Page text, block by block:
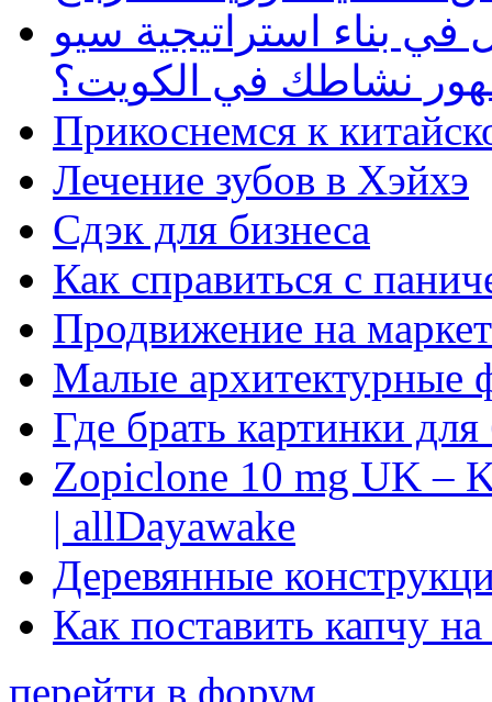
بناء استراتيجية سيو
نشاطك في الكويت؟
Прикоснемся к
Лечение зубов в Хэйхэ
Сдэк для бизнеса
Как справиться с
Продвижение на
Малые архитектурные
Где брать картинки
Zopiclone 10 mg UK –
| allDayawake
Деревянные
Как поставить капчу
перейти в форум